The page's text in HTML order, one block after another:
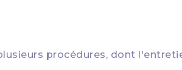
procédures, dont